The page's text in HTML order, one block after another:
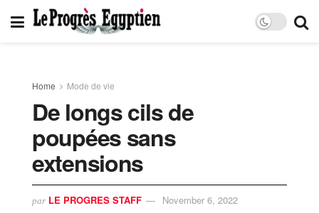
Home Mode de vie
De longs cils de
poupées sans
extensions
par LE PROGRES STAFF November 6, 2022